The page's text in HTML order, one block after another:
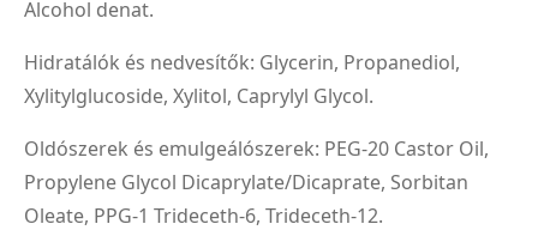
Alcohol denat.
Hidratálók és nedvesítők: Glycerin, Propanediol,
Xylitylglucoside, Xylitol, Caprylyl Glycol.
Oldószerek és emulgeálószerek: PEG-20 Castor Oil,
Propylene Glycol Dicaprylate/Dicaprate, Sorbitan
Oleate, PPG-1 Trideceth-6, Trideceth-12.